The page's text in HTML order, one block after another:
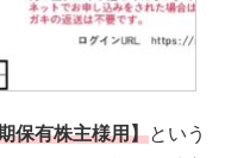
保有株主様用】という